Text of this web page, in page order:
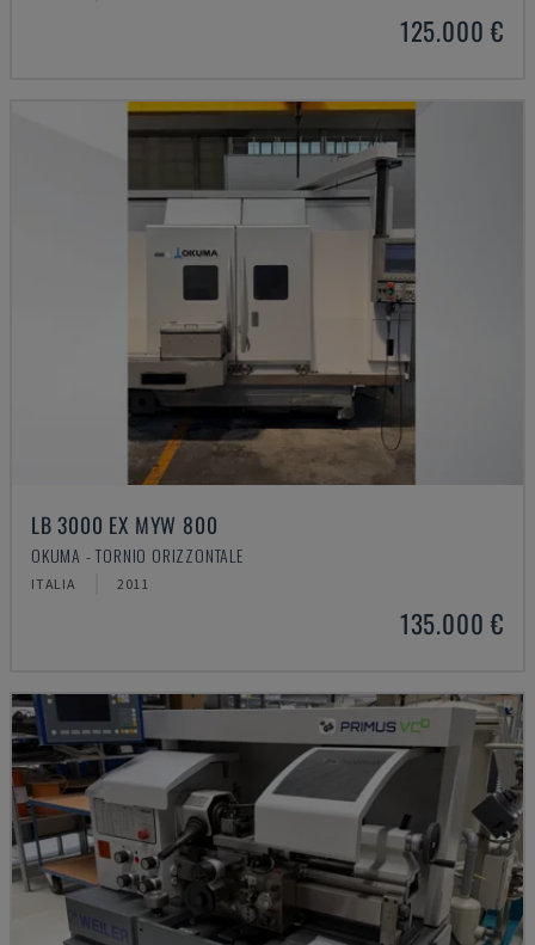
125.000 €
LB 3000 EX MYW 800
OKUMA - TORNIO ORIZZONTALE
ITALIA 2011
135.000 €